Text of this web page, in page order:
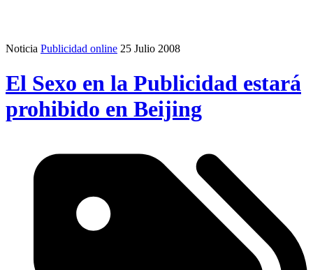
Noticia Publicidad online 25 Julio 2008
El Sexo en la Publicidad estará
prohibido en Beijing